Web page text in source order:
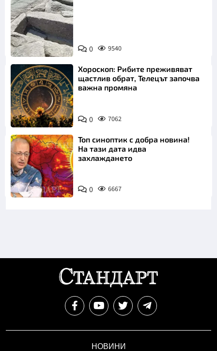
Снимка:
Bulgaria ON
AIR
0 9540
Хороскоп: Рибите преживяват
щастлив обрат, Телецът започва
важна промяна
0 7062
Топ синоптик с добра новина!
На тази дата идва
захлаждането
0 6667
НОВИНИ